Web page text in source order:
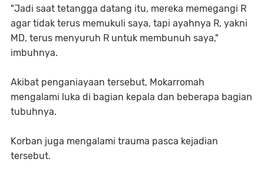
"Jadi saat tetangga datang itu, mereka memegangi R
agar tidak terus memukuli saya, tapi ayahnya R, yakni
MD, terus menyuruh R untuk membunuh saya,"
imbuhnya.
Akibat penganiayaan tersebut, Mokarromah
mengalami luka di bagian kepala dan beberapa bagian
tubuhnya.
Korban juga mengalami trauma pasca kejadian
tersebut.